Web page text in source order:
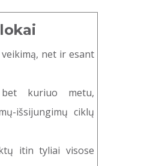
net ir esant
kuriuo metu,
išsijungimų ciklų
itin tyliai visose